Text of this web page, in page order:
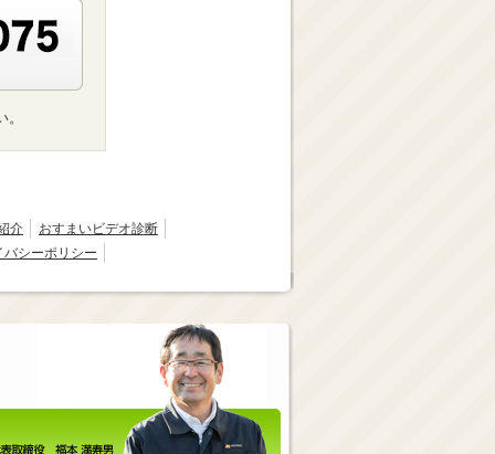
介
おすまいビデオ診断
バシーポリシー